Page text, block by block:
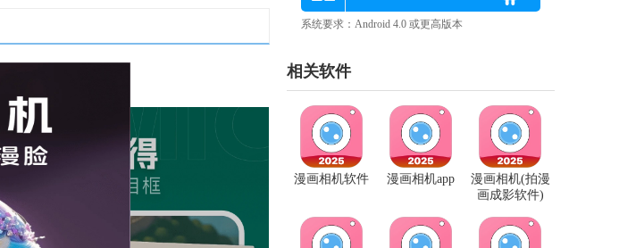
系统要求：Android 4.0 或更高版本
相关软件
漫画相机(拍漫
画成影软件)
漫画相机app
漫画相机软件